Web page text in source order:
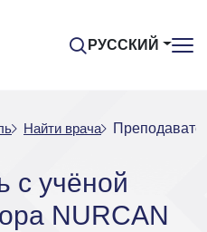
РУССКИЙ
Найти врача
с учёной
NURCAN